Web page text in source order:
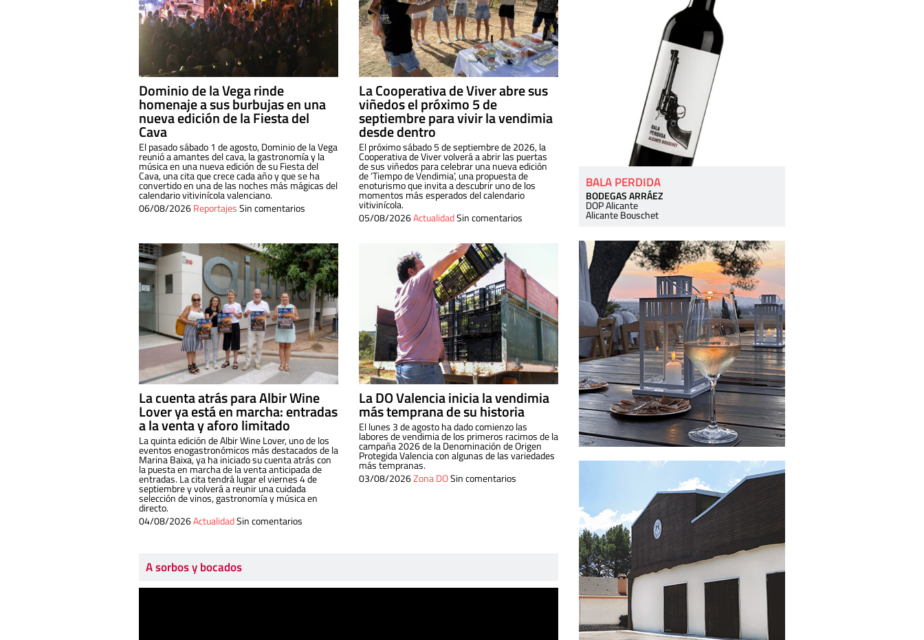
Dominio de la Vega rinde
homenaje a sus burbujas en una
nueva edición de la Fiesta del
Cava
El pasado sábado 1 de agosto, Dominio de la Vega
reunió a amantes del cava, la gastronomía y la
música en una nueva edición de su Fiesta del
Cava, una cita que crece cada año y que se ha
convertido en una de las noches más mágicas del
calendario vitivinícola valenciano.
06/08/2026ReportajesSin comentarios
La Cooperativa de Viver abre sus
viñedos el próximo 5 de
septiembre para vivir la vendimia
desde dentro
El próximo sábado 5 de septiembre de 2026, la
Cooperativa de Viver volverá a abrir las puertas
de sus viñedos para celebrar una nueva edición
de ‘Tiempo de Vendimia’, una propuesta de
enoturismo que invita a descubrir uno de los
momentos más esperados del calendario
vitivinícola.
05/08/2026ActualidadSin comentarios
La cuenta atrás para Albir Wine
Lover ya está en marcha: entradas
a la venta y aforo limitado
La quinta edición de Albir Wine Lover, uno de los
eventos enogastronómicos más destacados de la
Marina Baixa, ya ha iniciado su cuenta atrás con
la puesta en marcha de la venta anticipada de
entradas. La cita tendrá lugar el viernes 4 de
septiembre y volverá a reunir una cuidada
selección de vinos, gastronomía y música en
directo.
04/08/2026ActualidadSin comentarios
La DO Valencia inicia la vendimia
más temprana de su historia
El lunes 3 de agosto ha dado comienzo las
labores de vendimia de los primeros racimos de la
campaña 2026 de la Denominación de Origen
Protegida Valencia con algunas de las variedades
más tempranas.
03/08/2026Zona DOSin comentarios
A sorbos y bocados
BALA PERDIDA
BODEGAS ARRÁEZ
DOP Alicante
Alicante Bouschet